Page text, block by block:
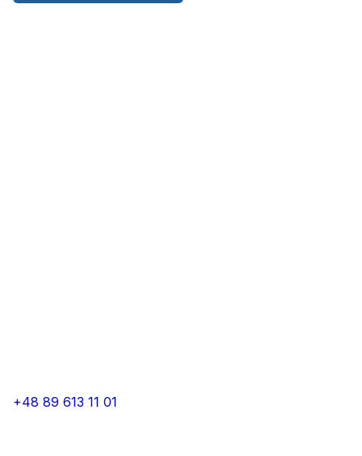
+48 89 613 11 01